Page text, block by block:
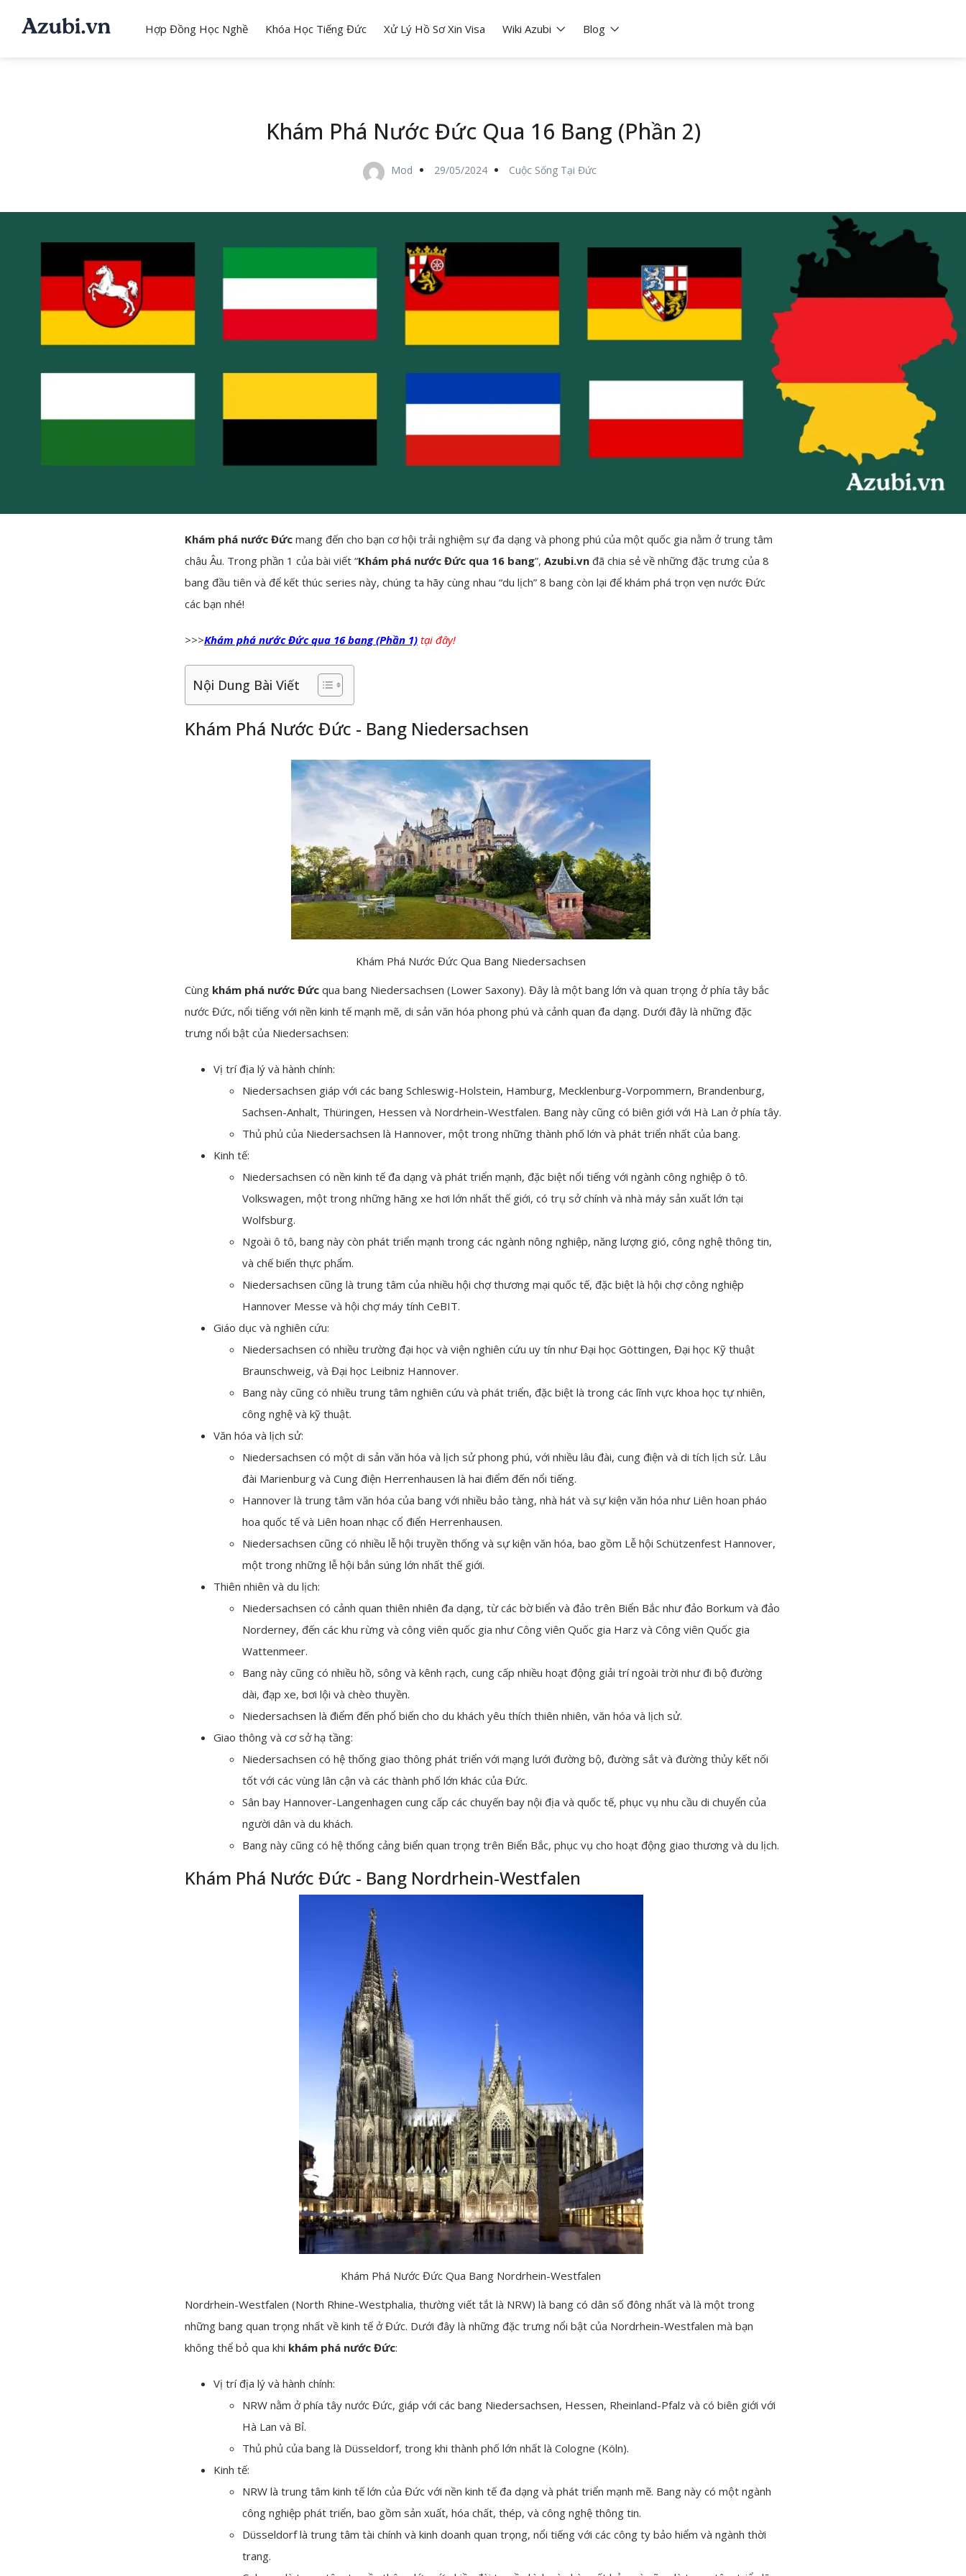
Hợp Đồng Học Nghề Khóa Học Tiếng Đức Xử Lý Hồ Sơ Xin Visa Wiki Azubi Blog
Khám Phá Nước Đức Qua 16 Bang (Phần 2)
Mod 29/05/2024 Cuộc Sống Tại Đức
Khám phá nước Đức mang đến cho bạn cơ hội trải nghiệm sự đa dạng và phong phú của một quốc gia nằm ở trung tâm
châu Âu. Trong phần 1 của bài viết “Khám phá nước Đức qua 16 bang”, Azubi.vn đã chia sẻ về những đặc trưng của 8
bang đầu tiên và để kết thúc series này, chúng ta hãy cùng nhau “du lịch” 8 bang còn lại để khám phá trọn vẹn nước Đức
các bạn nhé!
>>>Khám phá nước Đức qua 16 bang (Phần 1) tại đây!
Nội Dung Bài Viết
Khám Phá Nước Đức - Bang Niedersachsen
Khám Phá Nước Đức Qua Bang Niedersachsen
Cùng khám phá nước Đức qua bang Niedersachsen (Lower Saxony). Đây là một bang lớn và quan trọng ở phía tây bắc
nước Đức, nổi tiếng với nền kinh tế mạnh mẽ, di sản văn hóa phong phú và cảnh quan đa dạng. Dưới đây là những đặc
trưng nổi bật của Niedersachsen:
Vị trí địa lý và hành chính:
Niedersachsen giáp với các bang Schleswig-Holstein, Hamburg, Mecklenburg-Vorpommern, Brandenburg,
Sachsen-Anhalt, Thüringen, Hessen và Nordrhein-Westfalen. Bang này cũng có biên giới với Hà Lan ở phía tây.
Thủ phủ của Niedersachsen là Hannover, một trong những thành phố lớn và phát triển nhất của bang.
Kinh tế:
Niedersachsen có nền kinh tế đa dạng và phát triển mạnh, đặc biệt nổi tiếng với ngành công nghiệp ô tô.
Volkswagen, một trong những hãng xe hơi lớn nhất thế giới, có trụ sở chính và nhà máy sản xuất lớn tại
Wolfsburg.
Ngoài ô tô, bang này còn phát triển mạnh trong các ngành nông nghiệp, năng lượng gió, công nghệ thông tin,
và chế biến thực phẩm.
Niedersachsen cũng là trung tâm của nhiều hội chợ thương mại quốc tế, đặc biệt là hội chợ công nghiệp
Hannover Messe và hội chợ máy tính CeBIT.
Giáo dục và nghiên cứu:
Niedersachsen có nhiều trường đại học và viện nghiên cứu uy tín như Đại học Göttingen, Đại học Kỹ thuật
Braunschweig, và Đại học Leibniz Hannover.
Bang này cũng có nhiều trung tâm nghiên cứu và phát triển, đặc biệt là trong các lĩnh vực khoa học tự nhiên,
công nghệ và kỹ thuật.
Văn hóa và lịch sử:
Niedersachsen có một di sản văn hóa và lịch sử phong phú, với nhiều lâu đài, cung điện và di tích lịch sử. Lâu
đài Marienburg và Cung điện Herrenhausen là hai điểm đến nổi tiếng.
Hannover là trung tâm văn hóa của bang với nhiều bảo tàng, nhà hát và sự kiện văn hóa như Liên hoan pháo
hoa quốc tế và Liên hoan nhạc cổ điển Herrenhausen.
Niedersachsen cũng có nhiều lễ hội truyền thống và sự kiện văn hóa, bao gồm Lễ hội Schützenfest Hannover,
một trong những lễ hội bắn súng lớn nhất thế giới.
Thiên nhiên và du lịch:
Niedersachsen có cảnh quan thiên nhiên đa dạng, từ các bờ biển và đảo trên Biển Bắc như đảo Borkum và đảo
Norderney, đến các khu rừng và công viên quốc gia như Công viên Quốc gia Harz và Công viên Quốc gia
Wattenmeer.
Bang này cũng có nhiều hồ, sông và kênh rạch, cung cấp nhiều hoạt động giải trí ngoài trời như đi bộ đường
dài, đạp xe, bơi lội và chèo thuyền.
Niedersachsen là điểm đến phổ biến cho du khách yêu thích thiên nhiên, văn hóa và lịch sử.
Giao thông và cơ sở hạ tầng:
Niedersachsen có hệ thống giao thông phát triển với mạng lưới đường bộ, đường sắt và đường thủy kết nối
tốt với các vùng lân cận và các thành phố lớn khác của Đức.
Sân bay Hannover-Langenhagen cung cấp các chuyến bay nội địa và quốc tế, phục vụ nhu cầu di chuyển của
người dân và du khách.
Bang này cũng có hệ thống cảng biển quan trọng trên Biển Bắc, phục vụ cho hoạt động giao thương và du lịch.
Khám Phá Nước Đức - Bang Nordrhein-Westfalen
Khám Phá Nước Đức Qua Bang Nordrhein-Westfalen
Nordrhein-Westfalen (North Rhine-Westphalia, thường viết tắt là NRW) là bang có dân số đông nhất và là một trong
những bang quan trọng nhất về kinh tế ở Đức. Dưới đây là những đặc trưng nổi bật của Nordrhein-Westfalen mà bạn
không thể bỏ qua khi khám phá nước Đức:
Vị trí địa lý và hành chính:
NRW nằm ở phía tây nước Đức, giáp với các bang Niedersachsen, Hessen, Rheinland-Pfalz và có biên giới với
Hà Lan và Bỉ.
Thủ phủ của bang là Düsseldorf, trong khi thành phố lớn nhất là Cologne (Köln).
Kinh tế:
NRW là trung tâm kinh tế lớn của Đức với nền kinh tế đa dạng và phát triển mạnh mẽ. Bang này có một ngành
công nghiệp phát triển, bao gồm sản xuất, hóa chất, thép, và công nghệ thông tin.
Düsseldorf là trung tâm tài chính và kinh doanh quan trọng, nổi tiếng với các công ty bảo hiểm và ngành thời
trang.